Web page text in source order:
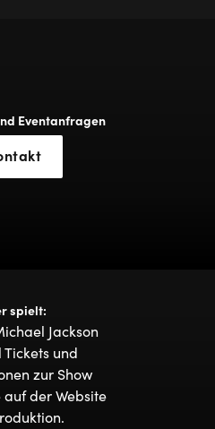
Eventanfragen
spielt:
Jackson
und
zur Show
der Website